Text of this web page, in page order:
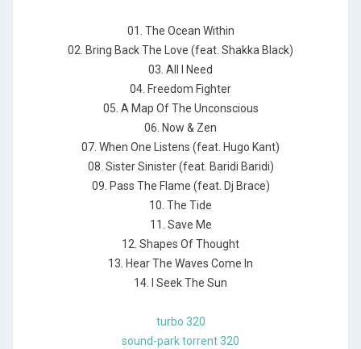
01. The Ocean Within
02. Bring Back The Love (feat. Shakka Black)
03. All I Need
04. Freedom Fighter
05. A Map Of The Unconscious
06. Now & Zen
07. When One Listens (feat. Hugo Kant)
08. Sister Sinister (feat. Baridi Baridi)
09. Pass The Flame (feat. Dj Brace)
10. The Tide
11. Save Me
12. Shapes Of Thought
13. Hear The Waves Come In
14. I Seek The Sun
turbo 320
sound-park torrent 320